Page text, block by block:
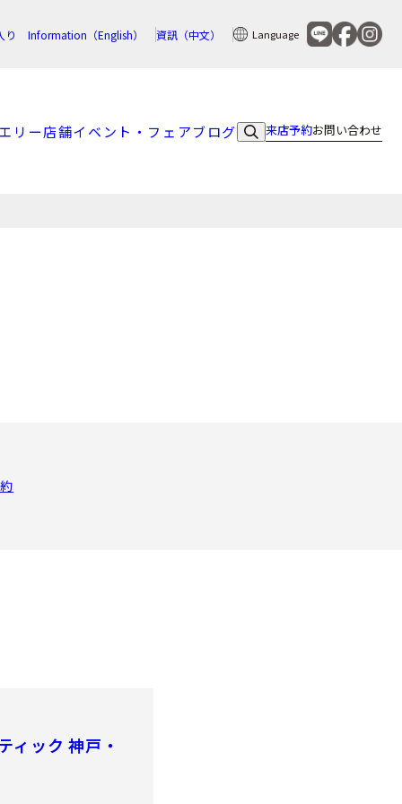
り Information（English） 資訊（中文） Language
リー店舗イベント・フェアブログ 来店予約お問い合わせ
ィック 神戸・